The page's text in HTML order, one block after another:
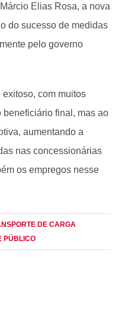
Elias Rosa, a nova
do sucesso de medidas
pelo governo
exitoso, com muitos
final, mas ao
aumentando a
nas concessionárias
os empregos nesse
DE CARGA
PÚBLICO